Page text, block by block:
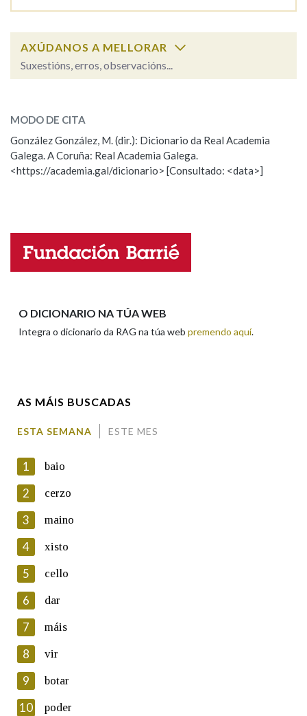
AXÚDANOS A MELLORAR
Suxestións, erros, observacións...
ESCOLLE UNHA OPCIÓN:
Observación Hai un erro na palabra
Propoño mellorar a definición
Nome
En cumprimento da normativa vixente en materia de
Protección de Datos de Carácter Persoal, a Real Academia
Galega informa a aqueles usuarios que faciliten o seu correo
electrónico, así como calquera outra información de carácter
persoal, que estes datos serán obxecto de tratamento
automatizado de carácter confidencial e incorporados aos seus
ficheiros informáticos. Así mesmo, os usuarios poderán exercer o
seu dereito de acceso, rectificación, oposición e cancelación dos
seus datos poñéndose en contacto connosco.
Lin e acepto as condicións da política de
Introduce o código que aparece na imaxe:
MODO DE CITA
González González, M. (dir.): Dicionario da Real Academia
Galega. A Coruña: Real Academia Galega.
<https://academia.gal/dicionario> [Consultado: <data>]
O DICIONARIO NA TÚA WEB
Integra o dicionario da RAG na túa web premendo aquí.
AS MÁIS BUSCADAS
ESTA SEMANA ESTE MES
1 baio
2 cerzo
3 maino
4 xisto
5 cello
6 dar
7 máis
8 vir
9 botar
10 poder